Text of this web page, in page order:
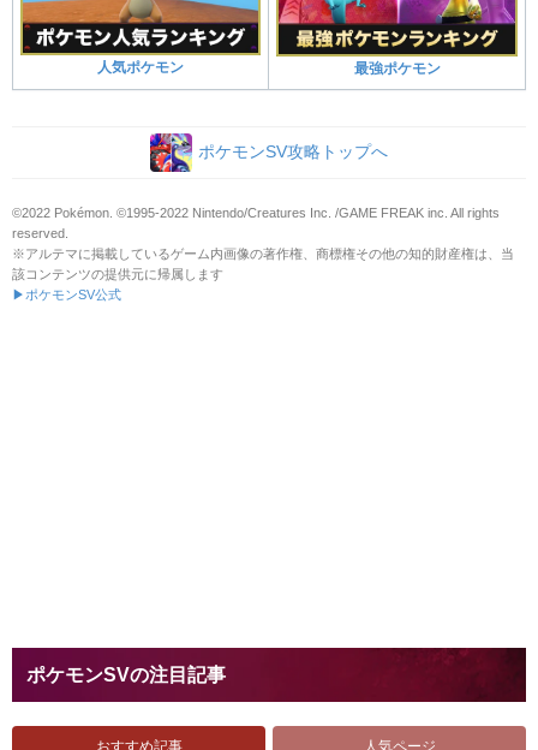
人気ポケモン 最強ポケモン
ポケモンSV攻略トップへ
©2022 Pokémon. ©1995-2022 Nintendo/Creatures Inc. /GAME FREAK inc. All rights
reserved.
※アルテマに掲載しているゲーム内画像の著作権、商標権その他の知的財産権は、当
該コンテンツの提供元に帰属します
▶ポケモンSV公式
ポケモンSVの注目記事
おすすめ記事 人気ページ